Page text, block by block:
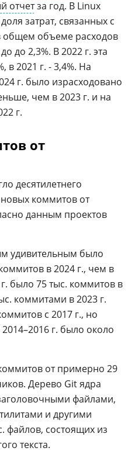
отчетза год. В Linux
затрат, связанных с
общем объеме расходов
до 2,3%. В 2022 г. эта
в 2021 г. - 3,4%. На
г. было израсходовано
чем в 2023 г. и на
г.
от
десятилетнего
коммитов от
данным проектов
удивительным было
в 2024 г., чем в
было 75 тыс. коммитов в
коммитами в 2023 г.
с 2017 г., но
г. было около
от примерно 29
Дерево Git ядра
файлами,
и другими
файлов, состоящих из
текста.